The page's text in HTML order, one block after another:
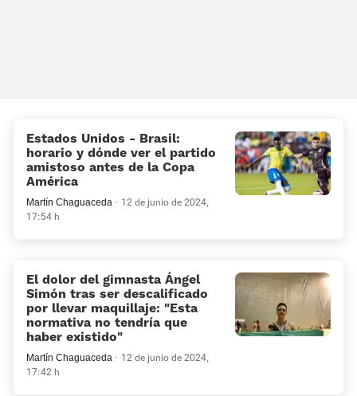
Estados Unidos - Brasil:
horario y dónde ver el partido
amistoso antes de la Copa
América
Martín Chaguaceda
12 de junio de 2024,
17:54 h
El dolor del gimnasta Ángel
Simón tras ser descalificado
por llevar maquillaje: “Esta
normativa no tendría que
haber existido”
Martín Chaguaceda
12 de junio de 2024,
17:42 h